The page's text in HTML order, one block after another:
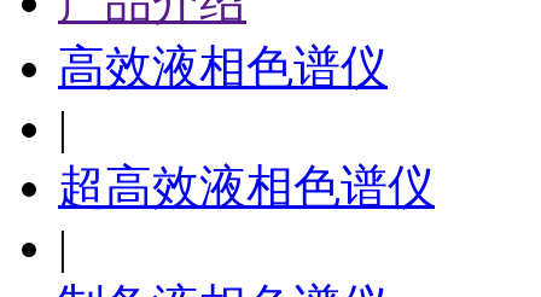
高效液相色谱仪
|
超高效液相色谱仪
|